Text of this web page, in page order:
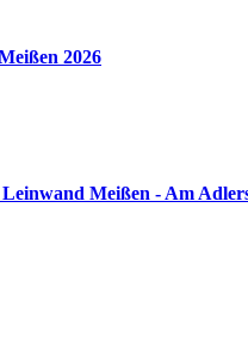
2026
Meißen - Am